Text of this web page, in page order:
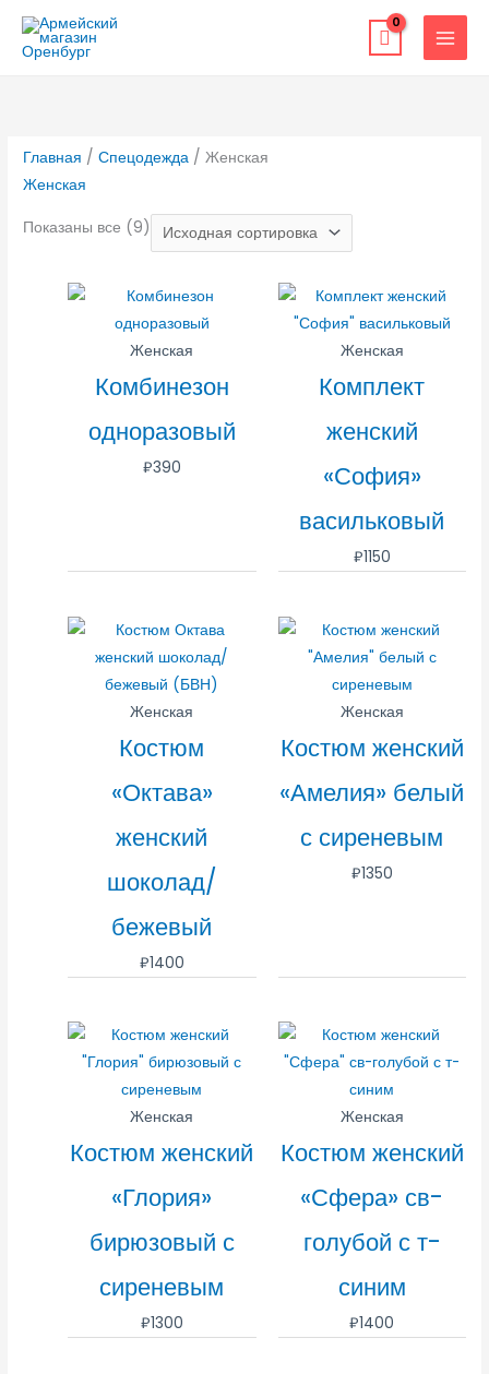
Перейти
содержимому
Главная /Спецодежда / Женская
Женская
Показаны все (9)
Женская
Комбинезон
одноразовый
₽390
Женская
Комплект
женский
«София»
васильковый
₽1150
Женская
Костюм
«Октава»
женский
шоколад/
бежевый
₽1400
Женская
Костюм женский
«Амелия» белый
с сиреневым
₽1350
Женская
Костюм женский
«Глория»
бирюзовый с
сиреневым
₽1300
Женская
Костюм женский
«Сфера» св-
голубой с т-
синим
₽1400